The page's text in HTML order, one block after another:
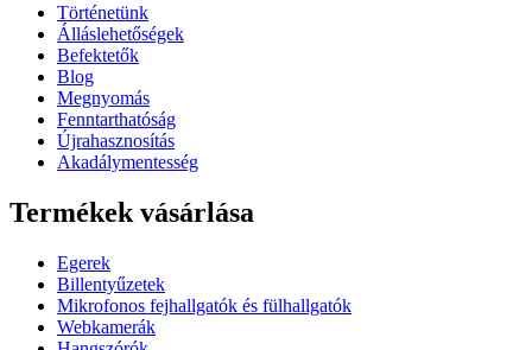
Történetünk
Álláslehetőségek
Befektetők
Blog
Megnyomás
Fenntarthatóság
Újrahasznosítás
Akadálymentesség
Termékek vásárlása
Egerek
Billentyűzetek
Mikrofonos fejhallgatók és fülhallgatók
Webkamerák